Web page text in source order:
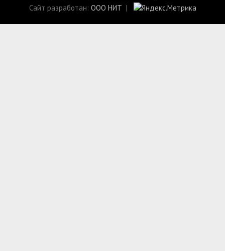
Сайт разработан: ООО НИТ